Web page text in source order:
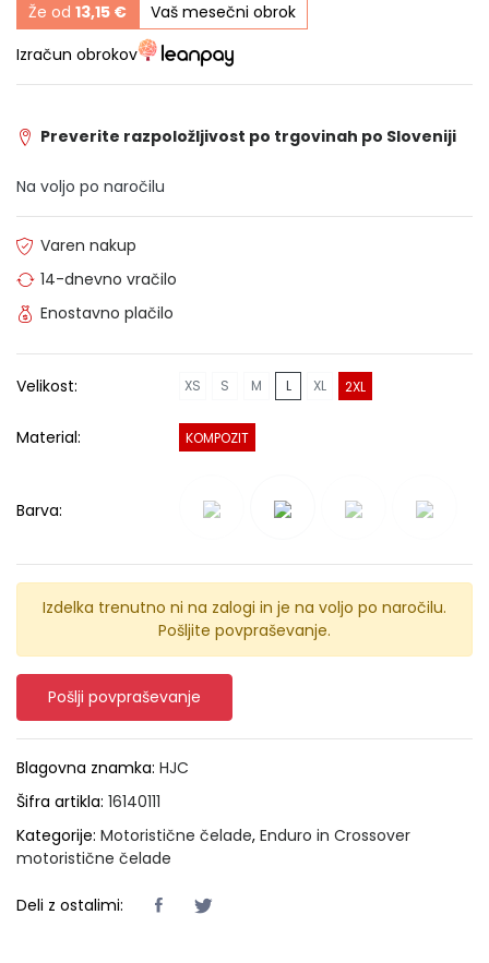
Že od 13,15 €
Vaš mesečni obrok
Izračun obrokov
Preverite razpoložljivost po trgovinah po Sloveniji
Na voljo po naročilu
Varen nakup
14-dnevno vračilo
Enostavno plačilo
Velikost: XS S M L XL 2XL
Material: KOMPOZIT
Barva:
Izdelka trenutno ni na zalogi in je na voljo po naročilu.
Pošljite povpraševanje.
Pošlji povpraševanje
Blagovna znamka: HJC
Šifra artikla: 16140111
Kategorije: Motoristične čelade, Enduro in Crossover
motoristične čelade
Deli z ostalimi: